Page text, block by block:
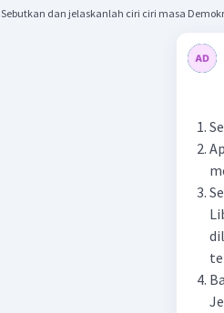
Sebutkan dan jelaskanlah ciri ciri masa